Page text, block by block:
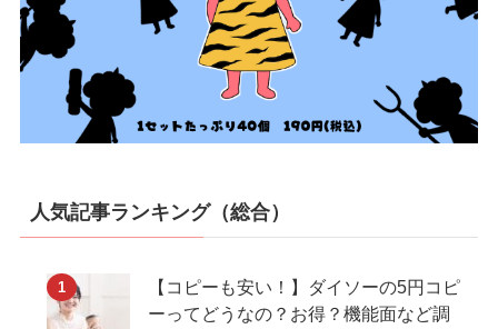
人気記事ランキング（総合）
【コピーも安い！】ダイソーの5円コピ
ーってどうなの？お得？機能面など調